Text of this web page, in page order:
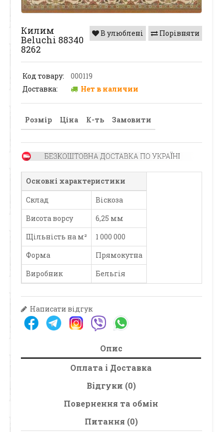
Порівняти
В улюблені
Килим
Beluchi 88340
8262
Код товару:
000119
Доставка:
Нет в наличии
Розмір Ціна К-ть Замовити
Основні характеристики
Склад
Віскоза
Висота ворсу
6,25 мм
Щільність на м²
1 000 000
Форма
Прямокутна
Виробник
Бельгія
Написати відгук
Опис
Оплата і Доставка
Відгуки (0)
Повернення та обмін
Питання (0)